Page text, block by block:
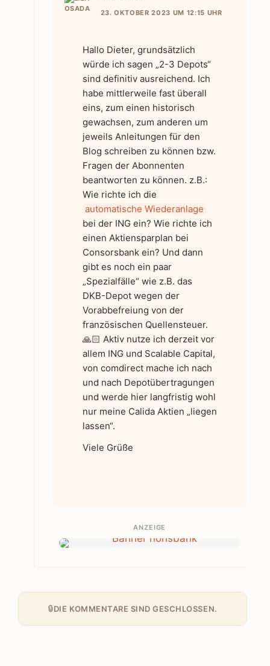
23. OKTOBER 2023 UM 12:15 UHR
Hallo Dieter, grundsätzlich
würde ich sagen „2-3 Depots“
sind definitiv ausreichend. Ich
habe mittlerweile fast überall
eins, zum einen historisch
gewachsen, zum anderen um
jeweils Anleitungen für den
Blog schreiben zu können bzw.
Fragen der Abonnenten
beantworten zu können. z.B.:
Wie richte ich die
automatische Wiederanlage
bei der ING ein? Wie richte ich
einen Aktiensparplan bei
Consorsbank ein? Und dann
gibt es noch ein paar
„Spezialfälle“ wie z.B. das
DKB-Depot wegen der
Vorabbefreiung von der
französischen Quellensteuer.
🙏🏻 Aktiv nutze ich derzeit vor
allem ING und Scalable Capital,
von comdirect mache ich nach
und nach Depotübertragungen
und werde hier langfristig wohl
nur meine Calida Aktien „liegen
lassen“.
Viele Grüße
ANZEIGE
DIE KOMMENTARE SIND GESCHLOSSEN.